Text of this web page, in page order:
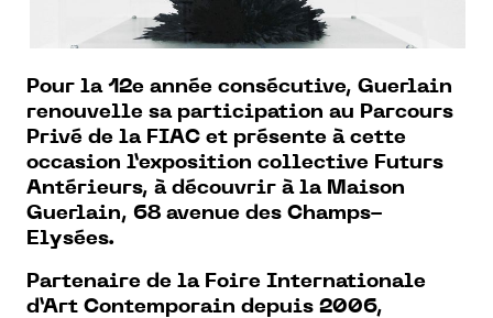
Pour la 12e année consécutive, Guerlain
renouvelle sa participation au Parcours
Privé de la FIAC et présente à cette
occasion l’exposition collective Futurs
Antérieurs, à découvrir à la Maison
Guerlain, 68 avenue des Champs-
Elysées.
Partenaire de la Foire Internationale
d’Art Contemporain depuis 2006,